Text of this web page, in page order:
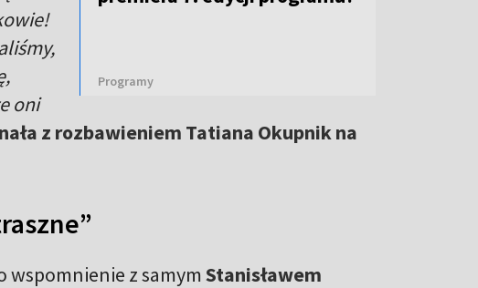
Programy
oni
z rozbawieniem Tatiana Okupnik na
z samym Stanisławem